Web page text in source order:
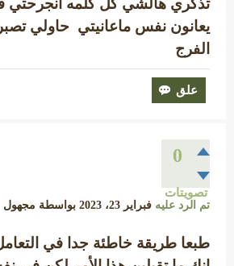
تذكري هالشي كل كلمه انجرحتي
يعانون نفس ماعانيتي حاولي
الفرج
0
تصويتات
تم الرد عليه فبراير 23، 2023 بواسطة مجهول
طبعا طريقة خاطئة جدا في